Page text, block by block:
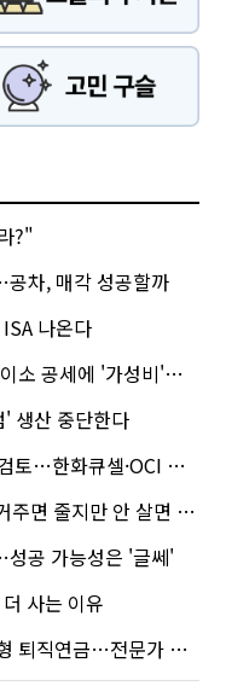
?"
차, 매각 성공할까
나온다
세에 '가성비'로 맞불
' 생산 중단한다
화큐셀·OCI 영향은?
줄지만 안 살면 2.5배
공 가능성은 '글쎄'
사는 이유
연금…전문가 조언은